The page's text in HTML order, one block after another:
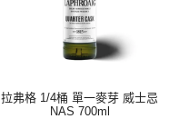
拉弗格 1/4桶 單一麥芽 威士忌
NAS 700ml